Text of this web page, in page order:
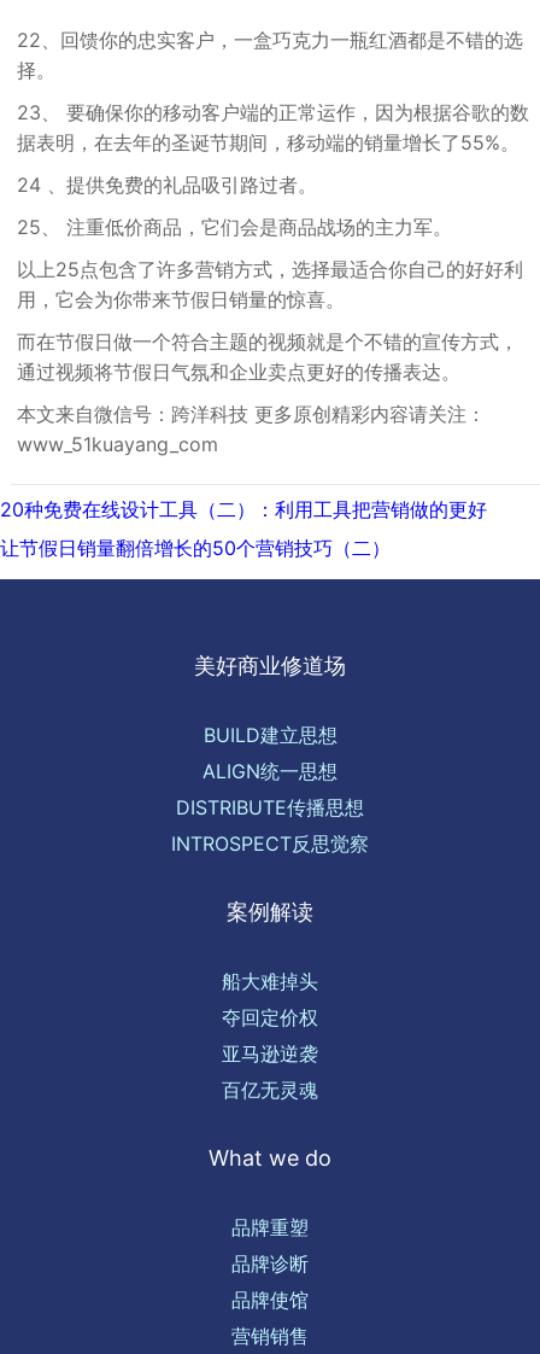
22、回馈你的忠实客户，一盒巧克力一瓶红酒都是不错的选
择。
23、 要确保你的移动客户端的正常运作，因为根据谷歌的数
据表明，在去年的圣诞节期间，移动端的销量增长了55%。
24 、提供免费的礼品吸引路过者。
25、 注重低价商品，它们会是商品战场的主力军。
以上25点包含了许多营销方式，选择最适合你自己的好好利
用，它会为你带来节假日销量的惊喜。
而在节假日做一个符合主题的视频就是个不错的宣传方式，
通过视频将节假日气氛和企业卖点更好的传播表达。
本文来自微信号：跨洋科技 更多原创精彩内容请关注：
www_51kuayang_com
文
章
导
航
上
一
篇:
20种免费在线设计工具（二）：利用工具把营销做的更好
下
一
让节假日销量翻倍增长的50个营销技巧（二）
美好商业修道场
BUILD建立思想
ALIGN统一思想
DISTRIBUTE传播思想
INTROSPECT反思觉察
案例解读
船大难掉头
夺回定价权
亚马逊逆袭
百亿无灵魂
What we do
品牌重塑
品牌诊断
品牌使馆
营销销售